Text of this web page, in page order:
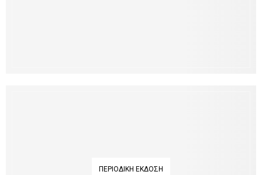
ΠΕΡΙΟΔΙΚΉ ΈΚΔΟΣΗ